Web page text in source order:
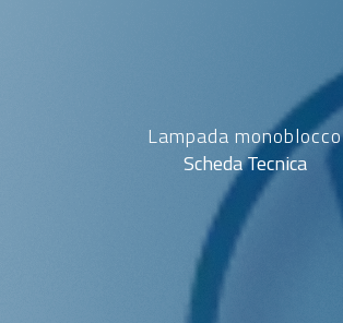
Lampada monoblocco
Scheda Tecnica